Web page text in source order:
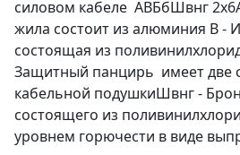
силовом кабеле АВБбШвнг
жила состоит из алюминия В -
состоящая из
Защитный панцирь имеет две
кабельной подушкиШвнг -
состоящего из
уровнем горючести в виде